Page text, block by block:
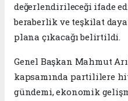
değerlendirileceği ifade
beraberlik ve teşkilat
plana çıkacağı belirtildi.
Genel Başkan Mahmut
kapsamında partililere
gündemi, ekonomik